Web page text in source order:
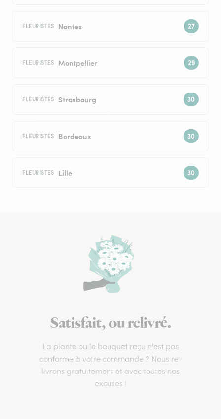
FLEURISTES Nantes
FLEURISTES Montpellier
FLEURISTES Strasbourg
FLEURISTES Bordeaux
FLEURISTES Lille
Satisfait, ou relivré.
La plante ou le bouquet reçu n’est pas
conforme à votre commande ? Nous re-
livrons gratuitement et avec toutes nos
excuses !